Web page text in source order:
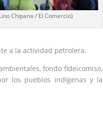
Chipana / El Comercio)
a la actividad petrolera.
fondo fideicomiso,
los pueblos indígenas y la